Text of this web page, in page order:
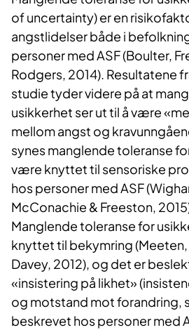
of uncertainty) er en
angstlidelser både i
personer med ASF (Boulter,
Rodgers, 2014). Resultatene
studie tyder videre på at
usikkerhet ser ut til å være
mellom angst og
synes manglende toleranse
være knyttet til sensoriske
hos personer med ASF
McConachie & Freeston,
Manglende toleranse for
knyttet til bekymring (Meeten,
Davey, 2012), og det er
«insistering på likhet»
og motstand mot forandring,
beskrevet hos personer med